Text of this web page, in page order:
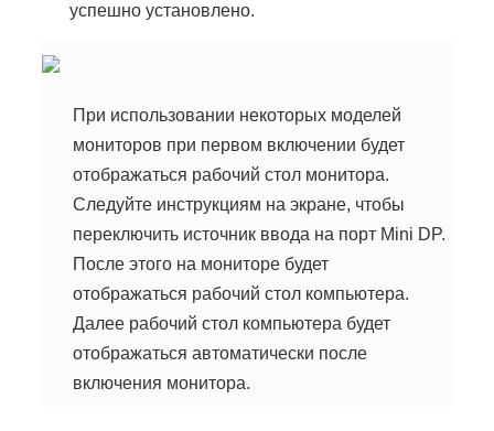
успешно установлено.
При использовании некоторых моделей
мониторов при первом включении будет
отображаться рабочий стол монитора.
Следуйте инструкциям на экране, чтобы
переключить источник ввода на порт Mini DP.
После этого на мониторе будет
отображаться рабочий стол компьютера.
Далее рабочий стол компьютера будет
отображаться автоматически после
включения монитора.